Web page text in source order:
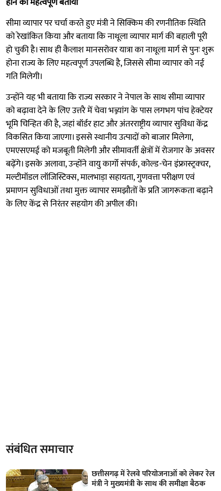
सीमा व्यापार पर चर्चा करते हुए मंत्री ने सिक्किम की रणनीतिक स्थिति
को रेखांकित किया और बताया कि नाथूला व्यापार मार्ग की बहाली पूरी
हो चुकी है। साथ ही कैलाश मानसरोवर यात्रा का नाथूला मार्ग से पुनः शुरू
होना राज्य के लिए महत्वपूर्ण उपलब्धि है, जिससे सीमा व्यापार को नई
गति मिलेगी।
उन्होंने यह भी बताया कि राज्य सरकार ने नेपाल के साथ सीमा व्यापार
को बढ़ावा देने के लिए उत्तरै में चेवा भञ्ज्यांग के पास लगभग पांच हेक्टेयर
भूमि चिन्हित की है, जहां बॉर्डर हाट और अंतरराष्ट्रीय व्यापार सुविधा केंद्र
विकसित किया जाएगा। इससे स्थानीय उत्पादों को बाजार मिलेगा,
एमएसएमई को मजबूती मिलेगी और सीमावर्ती क्षेत्रों में रोजगार के अवसर
बढ़ेंगे। इसके अलावा, उन्होंने वायु कार्गो संपर्क, कोल्ड-चेन इंफ्रास्ट्रक्चर,
मल्टीमॉडल लॉजिस्टिक्स, मालभाड़ा सहायता, गुणवत्ता परीक्षण एवं
प्रमाणन सुविधाओं तथा मुक्त व्यापार समझौतों के प्रति जागरूकता बढ़ाने
के लिए केंद्र से निरंतर सहयोग की अपील की।
संबंधित समाचार
छत्तीसगढ़ में रेलवे परियोजनाओं को लेकर रेल
मंत्री ने मुख्यमंत्री के साथ की समीक्षा बैठक